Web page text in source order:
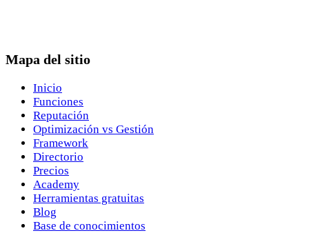
Mapa del sitio
Inicio
Funciones
Reputación
Optimización vs Gestión
Framework
Directorio
Precios
Academy
Herramientas gratuitas
Blog
Base de conocimientos